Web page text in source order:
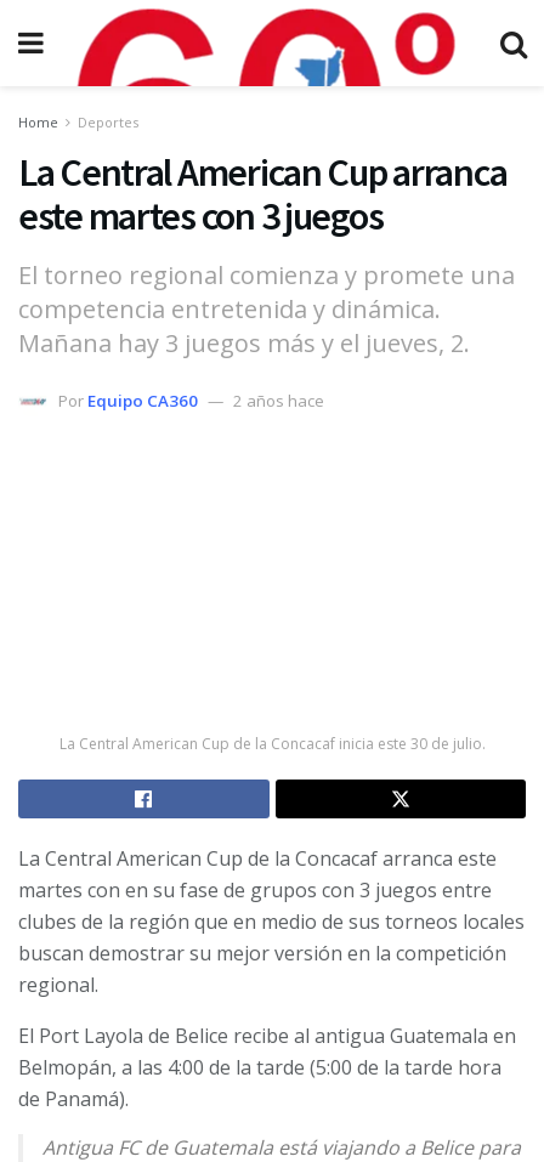
Home Deportes
La Central American Cup arranca
este martes con 3 juegos
El torneo regional comienza y promete una
competencia entretenida y dinámica.
Mañana hay 3 juegos más y el jueves, 2.
Por Equipo CA360 2 años hace
La Central American Cup de la Concacaf inicia este 30 de julio.
La Central American Cup de la Concacaf arranca este
martes con en su fase de grupos con 3 juegos entre
clubes de la región que en medio de sus torneos locales
buscan demostrar su mejor versión en la competición
regional.
El Port Layola de Belice recibe al antigua Guatemala en
Belmopán, a las 4:00 de la tarde (5:00 de la tarde hora
de Panamá).
Antigua FC de Guatemala está viajando a Belice para